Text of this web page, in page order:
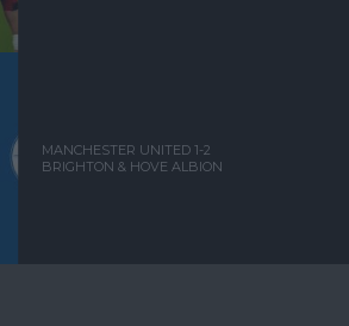
MANCHESTER UNITED 1-2
BRIGHTON & HOVE ALBION